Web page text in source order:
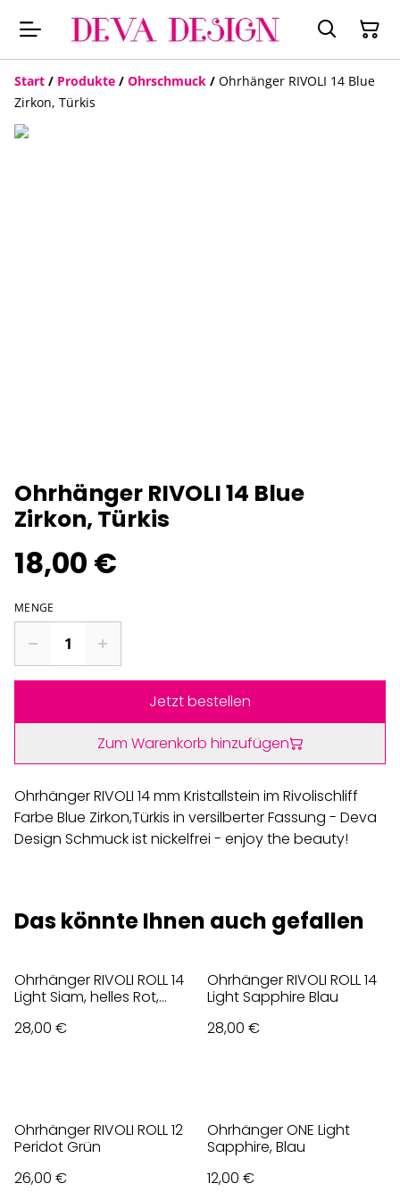
Start / Produkte / Ohrschmuck / Ohrhänger RIVOLI 14 Blue
Zirkon, Türkis
Ohrhänger RIVOLI 14 Blue
Zirkon, Türkis
18,00 €
MENGE
Jetzt bestellen
Zum Warenkorb hinzufügen
Ohrhänger RIVOLI 14 mm Kristallstein im Rivolischliff
Farbe Blue Zirkon,Türkis in versilberter Fassung - Deva
Design Schmuck ist nickelfrei - enjoy the beauty!
Das könnte Ihnen auch gefallen
Ohrhänger RIVOLI ROLL 14
Light Siam, helles Rot,
28,00 €
Ohrhänger RIVOLI ROLL 14
Light Sapphire Blau
28,00 €
Ohrhänger RIVOLI ROLL 12
Peridot Grün
26,00 €
Ohrhänger ONE Light
Sapphire, Blau
12,00 €